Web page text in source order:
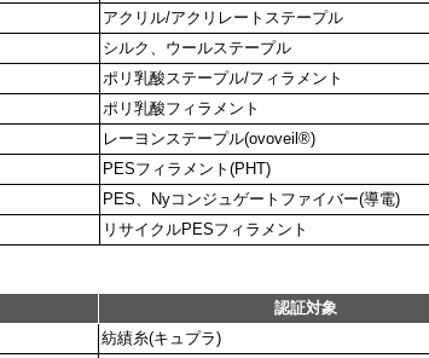
アクリル/アクリレートステープル
シルク、ウールステープル
ポリ乳酸ステープル/フィラメント
ポリ乳酸フィラメント
レーヨンステープル(ovoveil®)
PESフィラメント(PHT)
PES、Nyコンジュゲートファイバー(導電)
リサイクルPESフィラメント
認証対象
紡績糸(キュプラ)